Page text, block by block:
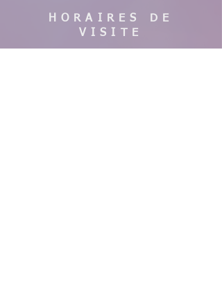
HORAIRES DE
VISITE